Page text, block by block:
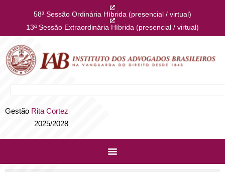
58ª Sessão Ordinária Híbrida (presencial / virtual)
13ª Sessão Extraordinária Híbrida (presencial / virtual)
Gestão Rita Cortez
2025/2028